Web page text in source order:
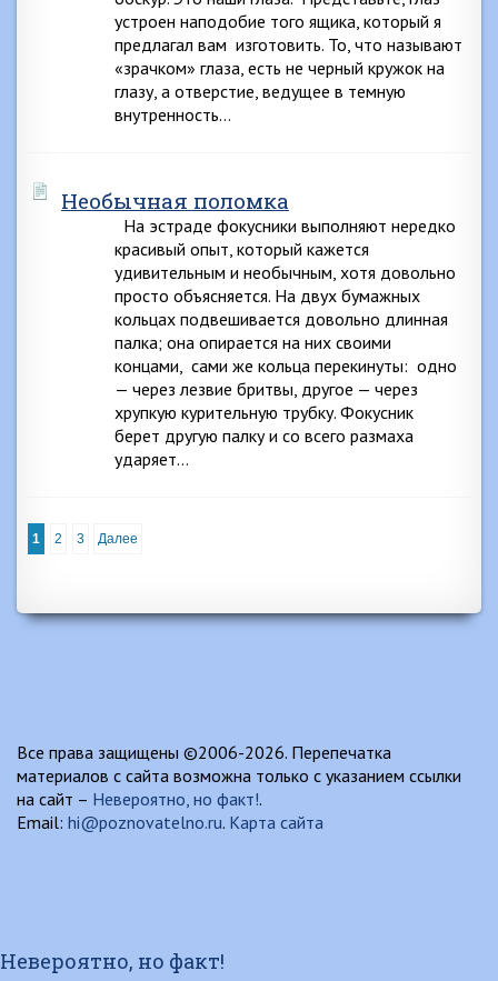
устроен наподобие того ящика, который я
предлагал вам изготовить. То, что называют
«зрачком» глаза, есть не черный кружок на
глазу, а отверстие, ведущее в темную
внутренность…
Необычная поломка
На эстраде фокусники выполняют нередко
красивый опыт, который кажется
удивительным и необычным, хотя довольно
просто объясняется. На двух бумажных
кольцах подвешивается довольно длинная
палка; она опирается на них своими
концами, сами же кольца перекинуты: одно
— через лезвие бритвы, другое — через
хрупкую курительную трубку. Фокусник
берет другую палку и со всего размаха
ударяет…
1 2 3 Далее
Все права защищены ©2006-2026. Перепечатка
материалов с сайта возможна только с указанием ссылки
на сайт – Невероятно, но факт!.
Email: hi@poznovatelno.ru. Карта сайта
Невероятно, но факт!